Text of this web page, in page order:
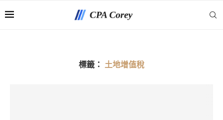
標籤： 土地增值稅